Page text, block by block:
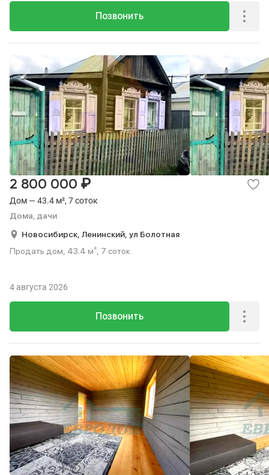
Позвонить
Дом — 43.4 м², 7 соток
Дома, дачи
2 800 000 ₽
Новосибирск, Ленинский, ул Болотная
Продать дом, 43.4 м², 7 соток.
Позвонить
4 августа 2026